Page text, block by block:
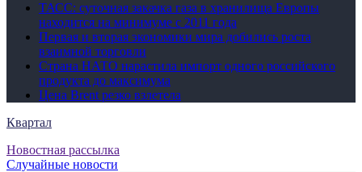
ТАСС: суточная закачка газа в хранилища Европы
находится на минимуме с 2011 года
Первая и вторая экономики мира добились роста
взаимной торговли
Страна НАТО нарастила импорт одного российского
продукта до максимума
Цена Brent резко взлетела
Квартал
Новостная рассылка
Случайные новости